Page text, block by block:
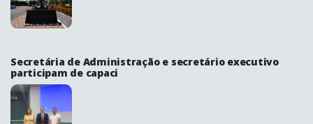
Secretária de Administração e secretário executivo
participam de capaci